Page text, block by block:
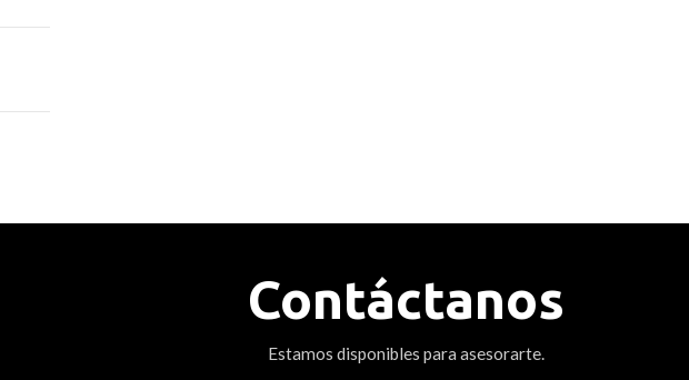
Contáctanos
Estamos disponibles para asesorarte.